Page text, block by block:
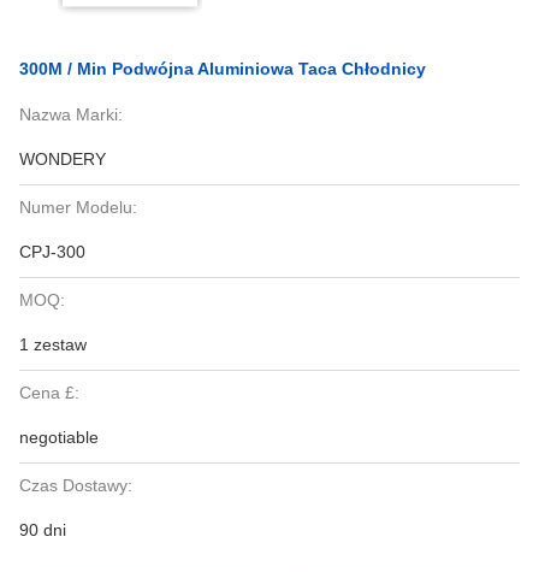
300M / Min Podwójna Aluminiowa Taca Chłodnicy
Nazwa Marki:
WONDERY
Numer Modelu:
CPJ-300
MOQ:
1 zestaw
Cena £:
negotiable
Czas Dostawy:
90 dni